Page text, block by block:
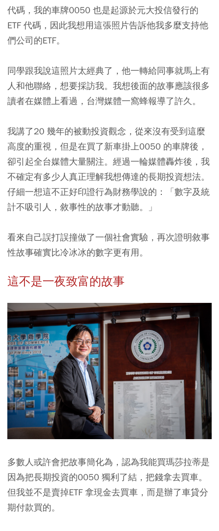
代碼，我的車牌0050 也是起源於元大投信發行的
ETF 代碼，因此我想用這張照片告訴他我多麼支持他
們公司的ETF。
同學跟我說這照片太經典了，他一轉給同事就馬上有
人和他聯絡，想要採訪我。我想後面的故事應該很多
讀者在媒體上看過，台灣媒體一窩蜂報導了許久。
我講了20 幾年的被動投資觀念，從來沒有受到這麼
高度的重視，但是在買了新車掛上0050 的車牌後，
卻引起全台媒體大量關注。經過一輪媒體轟炸後，我
不確定有多少人真正理解我想傳達的長期投資想法。
仔細一想這不正好印證行為財務學說的：「數字及統
計不吸引人，敘事性的故事才動聽。」
看來自己誤打誤撞做了一個社會實驗，再次證明敘事
性故事確實比冷冰冰的數字更有用。
這不是一夜致富的故事
多數人或許會把故事簡化為，認為我能買瑪莎拉蒂是
因為把長期投資的0050 獨利了結，把錢拿去買車。
但我並不是賣掉ETF 拿現金去買車，而是辦了車貸分
期付款買的。